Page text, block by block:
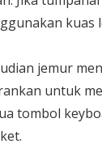
kuas
jemur
untuk
tombol